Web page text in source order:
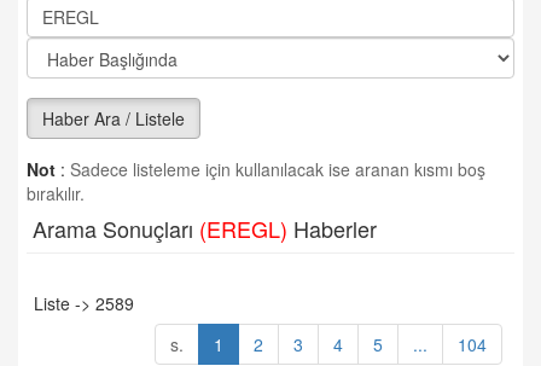
Haber Ara / Listele
Not : Sadece listeleme için kullanılacak ise aranan kısmı boş
bırakılır.
Arama Sonuçları (EREGL) Haberler
Liste -> 2589
s.
1 2 3 4 5 ... 104